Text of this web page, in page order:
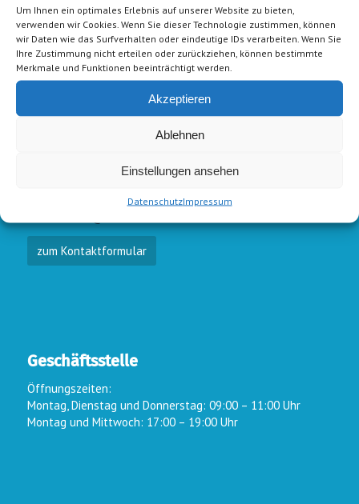
Um Ihnen ein optimales Erlebnis auf unserer Website zu bieten,
verwenden wir Cookies. Wenn Sie dieser Technologie zustimmen, können
wir Daten wie das Surfverhalten oder eindeutige IDs verarbeiten. Wenn Sie
Ihre Zustimmung nicht erteilen oder zurückziehen, können bestimmte
Merkmale und Funktionen beeinträchtigt werden.
Akzeptieren
Ablehnen
Einstellungen ansehen
DatenschutzImpressum
schwimmen@wsc-lindlar.de
zum Kontaktformular
Geschäftsstelle
Öffnungszeiten:
Montag, Dienstag und Donnerstag: 09:00 – 11:00 Uhr
Montag und Mittwoch: 17:00 – 19:00 Uhr